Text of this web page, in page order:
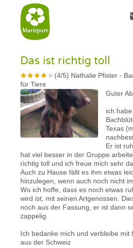
Das ist richtig toll
(4/5) Nathalie Pfister -
für Tiere
Guter
ich
Texas
Er ist
hat viel besser in der Gruppe
richtig toll und ich freue mich sehr
Auch zu Hause fällt es ihm etwas
hinzulegen, wenn auch noch nicht
Wo ich hoffe, dass es noch etwas
wird ist, mit seinen Artgenossen.
noch aus der Fassung, er ist dann
zappelig.
Ich bedanke mich und verbleibe mit
aus der Schweiz